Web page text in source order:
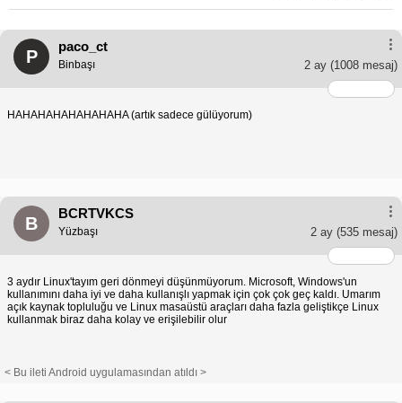
P
paco_ct
2 ay (1008 mesaj)
Binbaşı
HAHAHAHAHAHAHAHA (artık sadece gülüyorum)
B
BCRTVKCS
2 ay (535 mesaj)
Yüzbaşı
3 aydır Linux'tayım geri dönmeyi düşünmüyorum. Microsoft, Windows'un
kullanımını daha iyi ve daha kullanışlı yapmak için çok çok geç kaldı. Umarım
açık kaynak topluluğu ve Linux masaüstü araçları daha fazla geliştikçe Linux
kullanmak biraz daha kolay ve erişilebilir olur
< Bu ileti Android uygulamasından atıldı >